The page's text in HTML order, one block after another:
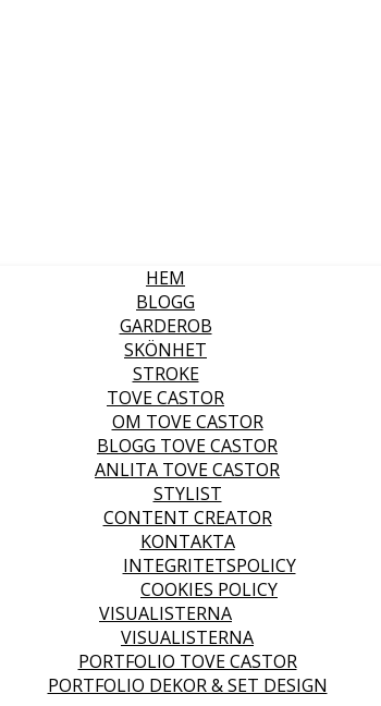
HEM
BLOGG
GARDEROB
SKÖNHET
STROKE
TOVE CASTOR
OM TOVE CASTOR
BLOGG TOVE CASTOR
ANLITA TOVE CASTOR
STYLIST
CONTENT CREATOR
KONTAKTA
INTEGRITETSPOLICY
COOKIES POLICY
VISUALISTERNA
VISUALISTERNA
PORTFOLIO TOVE CASTOR
PORTFOLIO DEKOR & SET DESIGN